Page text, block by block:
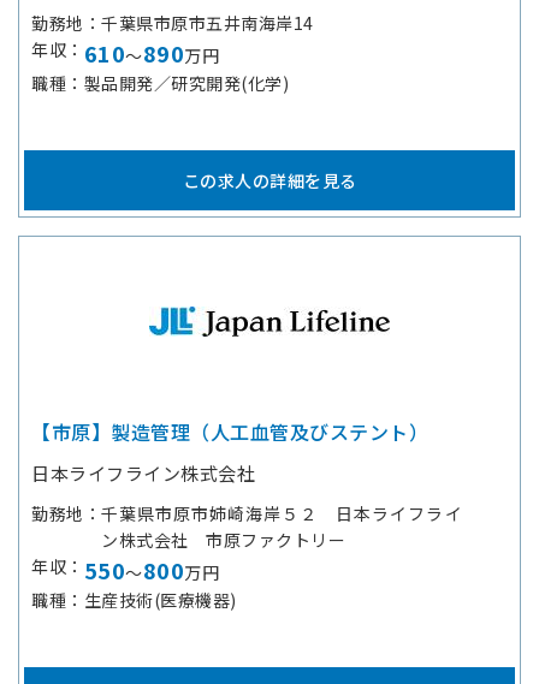
勤務地
千葉県市原市五井南海岸14
年収
610～890万円
職種
製品開発／研究開発(化学)
この求人の詳細を見る
【市原】製造管理（人工血管及びステント）
日本ライフライン株式会社
勤務地
千葉県市原市姉崎海岸５２ 日本ライフライ
ン株式会社 市原ファクトリー
年収
550～800万円
職種
生産技術(医療機器)